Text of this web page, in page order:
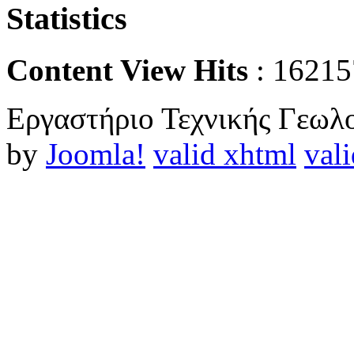
Statistics
Content View Hits :
Εργαστήριο Τεχνικής
by Joomla! valid xhtml